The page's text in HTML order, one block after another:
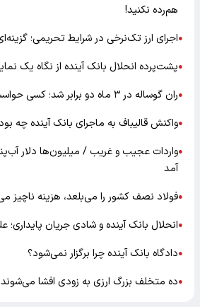
هم‌رده نکنید!
●اجرای ارز تک‌نرخی در شرایط تحریمی؛
●پشت‌پرده انحلال بانک آینده از نگاه یک
●ران گوساله در ۳ ماه دو برابر شد؛ کسی حواسش هست؟
●واکنش قالیباف به ماجرای بانک آینده چه
●واردات عجیب و غریب / میلیون‌ها دلار
آمد
●فولاد نصف کشور را می‌بلعد، هزینه ناچیز
●انحلال بانک آینده و شادی جریان
●دادگاه بانک آینده چرا برگزار نمی‌شود؟
●ده متخلف بزرگ ارزی به زودی افشا می‌شوند